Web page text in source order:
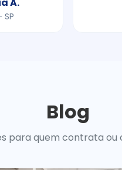
SP
Blog
para quem contrata